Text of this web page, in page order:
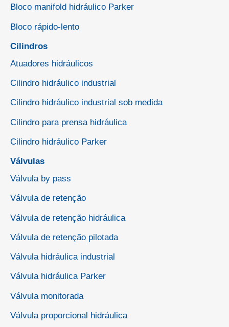
Bloco manifold hidráulico Parker
Bloco rápido-lento
Cilindros
Atuadores hidráulicos
Cilindro hidráulico industrial
Cilindro hidráulico industrial sob medida
Cilindro para prensa hidráulica
Cilindro hidráulico Parker
Válvulas
Válvula by pass
Válvula de retenção
Válvula de retenção hidráulica
Válvula de retenção pilotada
Válvula hidráulica industrial
Válvula hidráulica Parker
Válvula monitorada
Válvula proporcional hidráulica